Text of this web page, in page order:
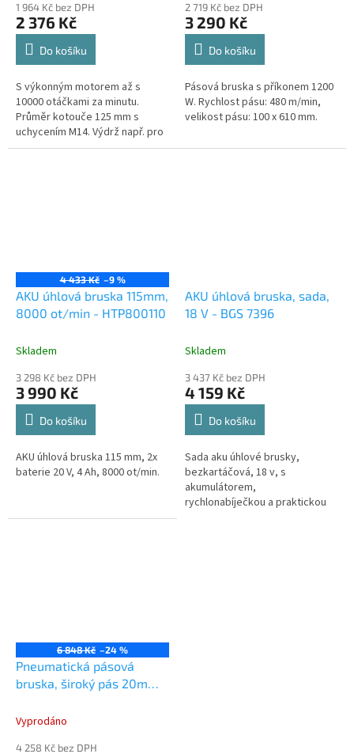
1 964 Kč bez DPH
2 376 Kč
Do košíku
S výkonným motorem až s
10000 otáčkami za minutu.
Průměr kotouče 125 mm s
uchycením M14. Výdrž např. pro
přeříznutí až 50 kovových tyčí o
2 719 Kč bez DPH
3 290 Kč
Do košíku
Pásová bruska s příkonem 1200
W. Rychlost pásu: 480 m/min,
velikost pásu: 100 x 610 mm.
4 433 Kč –9 %
AKU úhlová bruska 115mm,
8000 ot/min - HTP800110
Skladem
3 298 Kč bez DPH
3 990 Kč
Do košíku
AKU úhlová bruska 115 mm, 2x
baterie 20 V, 4 Ah, 8000 ot/min.
AKU úhlová bruska, sada,
18 V - BGS 7396
Skladem
3 437 Kč bez DPH
4 159 Kč
Do košíku
Sada aku úhlové brusky,
bezkartáčová, 18 v, s
akumulátorem,
rychlonabíječkou a praktickou
6 848 Kč –24 %
Pneumatická pásová
bruska, široký pás 20mm -
Vyprodáno
4 258 Kč bez DPH